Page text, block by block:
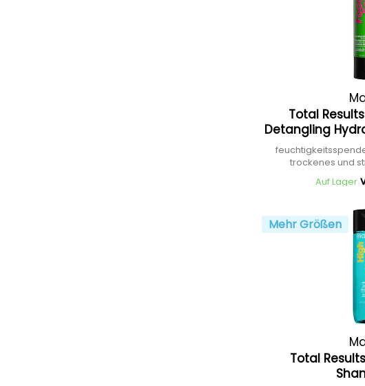
Total
Detangling
trockenes und
Auf Lager
Mehr Größen
Total